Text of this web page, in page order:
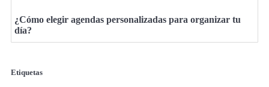
¿Cómo elegir agendas personalizadas para organizar tu
día?
Etiquetas